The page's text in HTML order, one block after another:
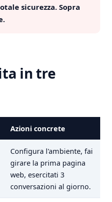
sicurezza. Sopra
in tre
Azioni concrete
Configura l'ambiente, fai
girare la prima pagina
web, esercitati 3
conversazioni al giorno.